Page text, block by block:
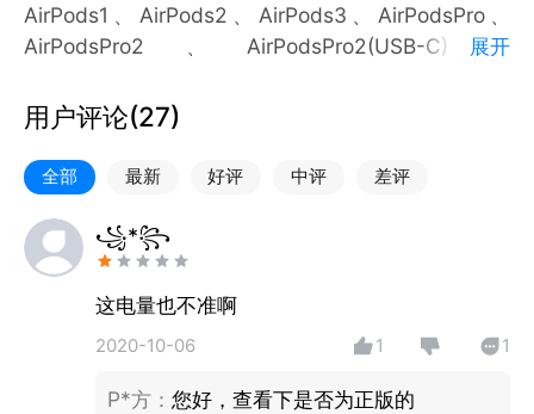
AirPods1、AirPods2、AirPods3、AirPodsPro、
AirPodsPro2、AirPodsPro2(USB-C)、
Solo Pro、Beats X、Beats Flex、Beats Studio³、
Powerbeats Pro、Powerbeats³、Powerbeats⁴等，
免费、无广告）。
PodsTool在用户耳机连接手机时显示弹窗电量界面，
同时可在通知栏、状态栏、桌面小工具和快捷设置查看
目前有弹窗、灵动岛、入耳检测、查看耳机定位、设置
AirPods轻触控制等功能。
展开
用户评论(27)
全部 最新 好评 中评 差评
꧁*꧂
这电量也不准啊
2020-10-06 1 1
P*方： 您好，查看下是否为正版的